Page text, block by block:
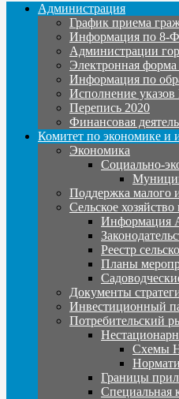
Администрация
График приема
Информация по 8-
Администрации
Электронная
Информация по
Исполнение
Перепись 2020
Финансовая
Комитет по экономике и
Экономика
Социально-
Поддержка малого
Сельское
Информация
Реестр
Планы
Документы
Инвестиционный
Потребительский
Схемы
Границы
Специальная